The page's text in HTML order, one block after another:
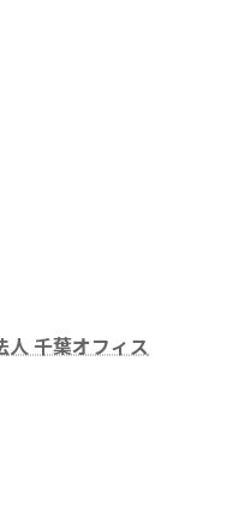
千葉オフィス